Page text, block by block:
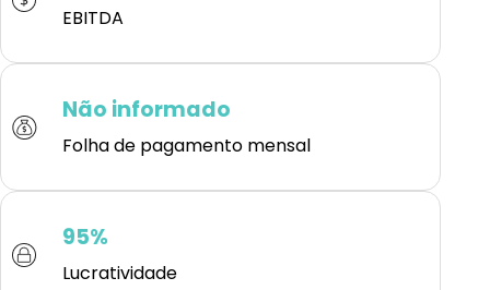
EBITDA
Não informado
Folha de pagamento mensal
95%
Lucratividade